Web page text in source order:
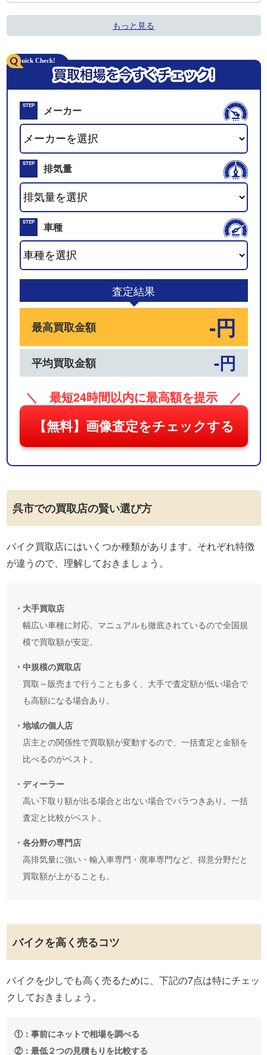
もっと見る
STEP
01
メーカー
STEP
02
排気量
STEP
03
車種
査定結果
最高買取金額 -円
平均買取金額 -円
＼ 最短24時間以内に最高額を提示 ／
【無料】画像査定をチェックする
呉市での買取店の賢い選び方
バイク買取店にはいくつか種類があります。それぞれ特徴
が違うので、理解しておきましょう。
・大手買取店
幅広い車種に対応。マニュアルも徹底されているので全国規
模で買取額が安定。
・中規模の買取店
買取～販売まで行うことも多く、大手で査定額が低い場合で
も高額になる場合あり。
・地域の個人店
店主との関係性で買取額が変動するので、一括査定と金額を
比べるのがベスト。
・ディーラー
高い下取り額が出る場合と出ない場合でバラつきあり。一括
査定と比較がベスト。
・各分野の専門店
高排気量に強い・輸入車専門・廃車専門など、得意分野だと
買取額が上がることも。
バイクを高く売るコツ
バイクを少しでも高く売るために、下記の7点は特にチェッ
クしておきましょう。
①：事前にネットで相場を調べる
②：最低２つの見積もりを比較する